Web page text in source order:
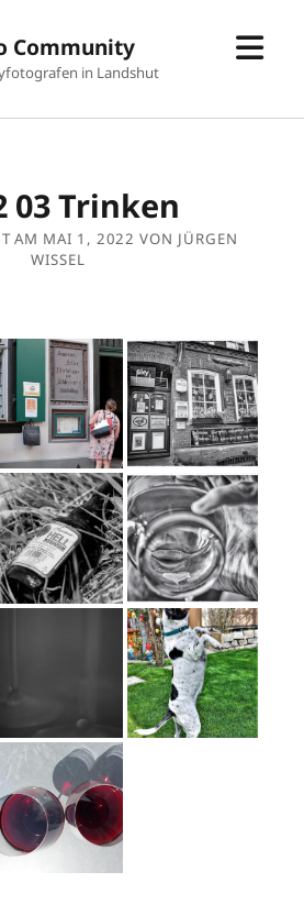
Community
in Landshut
03 Trinken
AM MAI 1, 2022 VON JÜRGEN
WISSEL